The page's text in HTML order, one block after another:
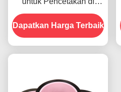
Bagian Depan
Dapatkan Harga Terbaik